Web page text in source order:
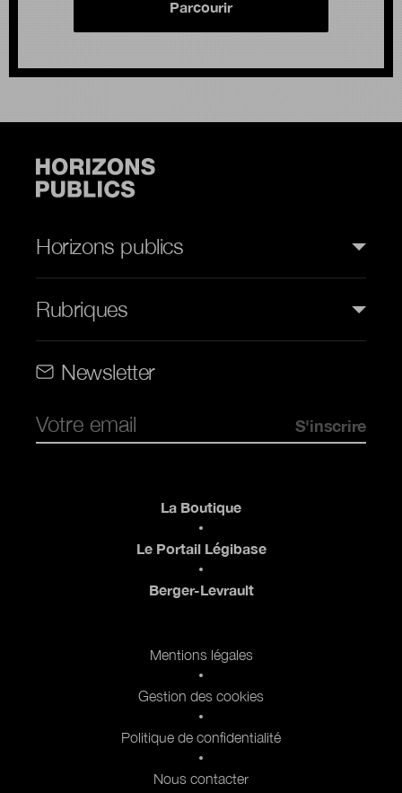
Parcourir
Horizons publics
Rubriques
Newsletter
Pied de page
La Boutique
Le Portail Légibase
Berger-Levrault
Pied de page 2
Mentions légales
Gestion des cookies
Politique de confidentialité
Nous contacter